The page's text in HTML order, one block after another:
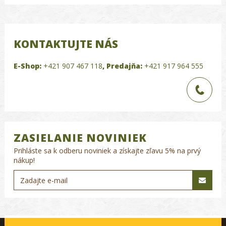
KONTAKTUJTE NÁS
E-Shop: +421 907 467 118, Predajňa: +421 917 964 555
ZASIELANIE NOVINIEK
Prihláste sa k odberu noviniek a získajte zľavu 5% na prvý
nákup!